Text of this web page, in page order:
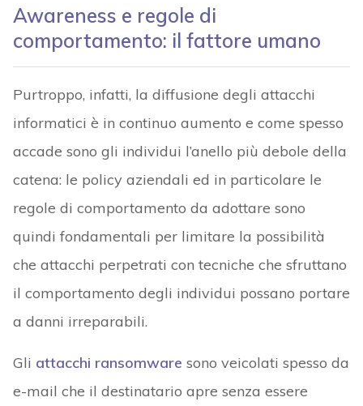
Awareness e regole di
comportamento: il fattore umano
Purtroppo, infatti, la diffusione degli attacchi
informatici è in continuo aumento e come spesso
accade sono gli individui l’anello più debole della
catena: le policy aziendali ed in particolare le
regole di comportamento da adottare sono
quindi fondamentali per limitare la possibilità
che attacchi perpetrati con tecniche che sfruttano
il comportamento degli individui possano portare
a danni irreparabili.
Gli attacchi ransomware sono veicolati spesso da
e-mail che il destinatario apre senza essere